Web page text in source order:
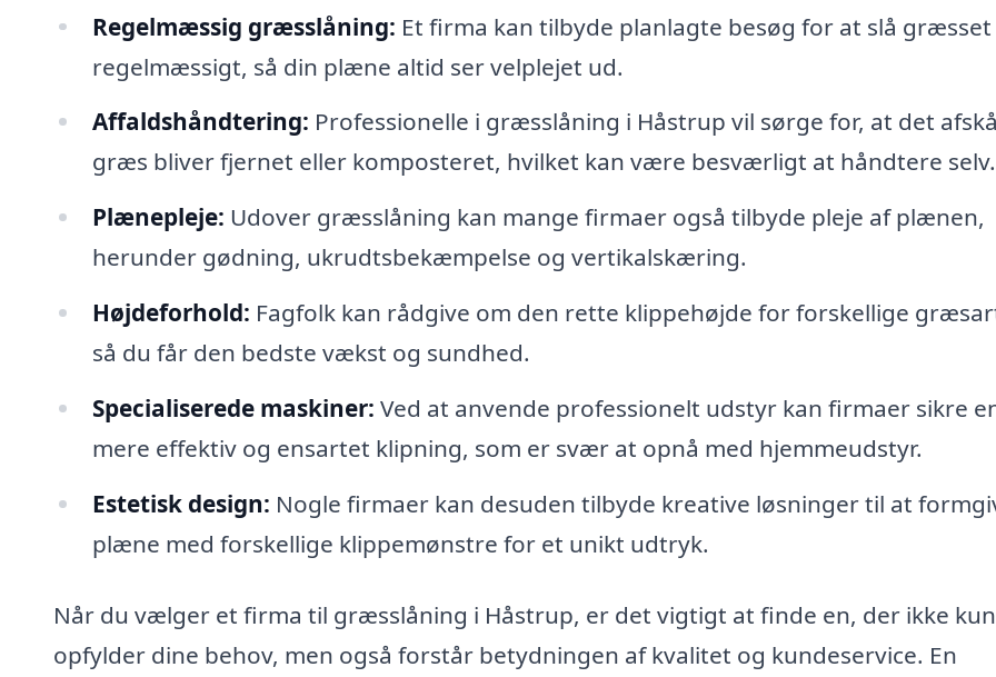
Regelmæssig græsslåning: Et firma kan tilbyde planlagte besøg for at slå græsset
regelmæssigt, så din plæne altid ser velplejet ud.
Affaldshåndtering: Professionelle i græsslåning i Håstrup vil sørge for, at det
græs bliver fjernet eller komposteret, hvilket kan være besværligt at håndtere selv.
Plænepleje: Udover græsslåning kan mange firmaer også tilbyde pleje af plænen,
herunder gødning, ukrudtsbekæmpelse og vertikalskæring.
Højdeforhold: Fagfolk kan rådgive om den rette klippehøjde for forskellige
så du får den bedste vækst og sundhed.
Specialiserede maskiner: Ved at anvende professionelt udstyr kan firmaer sikre
mere effektiv og ensartet klipning, som er svær at opnå med hjemmeudstyr.
Estetisk design: Nogle firmaer kan desuden tilbyde kreative løsninger til at
plæne med forskellige klippemønstre for et unikt udtryk.
Når du vælger et firma til græsslåning i Håstrup, er det vigtigt at finde en, der ikke kun
opfylder dine behov, men også forstår betydningen af kvalitet og kundeservice. En